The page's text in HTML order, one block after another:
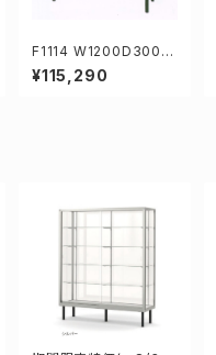
F1114 W1200D300H
919mm業務用ガラスケ
ース ショーケース
¥115,290